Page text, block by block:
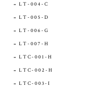
LT-004-C
LT-005-D
LT-006-G
LT-007-H
LTC-001-H
LTC-002-H
LTC-003-I